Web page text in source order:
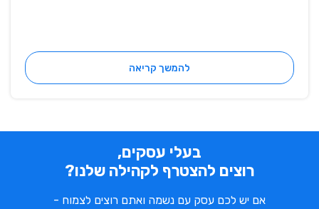
להמשך קריאה
בעלי עסקים,
רוצים להצטרף לקהילה שלנו?
אם יש לכם עסק עם נשמה ואתם רוצים לצמוח -